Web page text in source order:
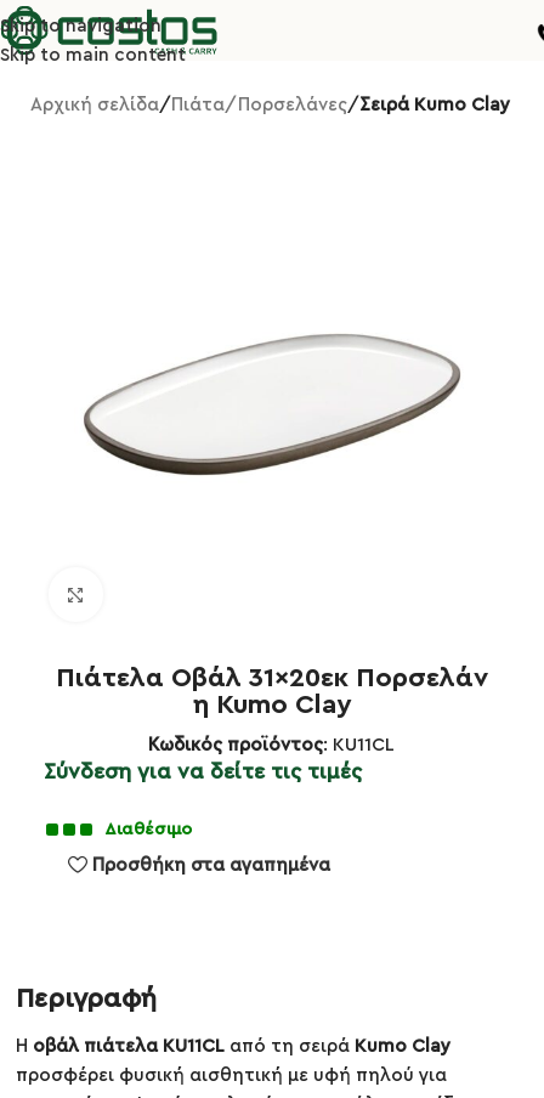
Skip to navigation
Skip to main content
Αρχική σελίδα Πιάτα/Πορσελάνες Σειρά Kumo Clay
Πιάτελα Οβάλ 31×20εκ Πορσελάν
η Kumo Clay
Κωδικός προϊόντος: KU11CL
Σύνδεση για να δείτε τις τιμές
Διαθέσιμο
Προσθήκη στα αγαπημένα
Περιγραφή
Η οβάλ πιάτελα KU11CL από τη σειρά Kumo Clay
προσφέρει φυσική αισθητική με υφή πηλού για